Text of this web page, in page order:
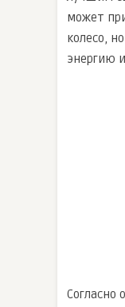
может
колесо,
энергию